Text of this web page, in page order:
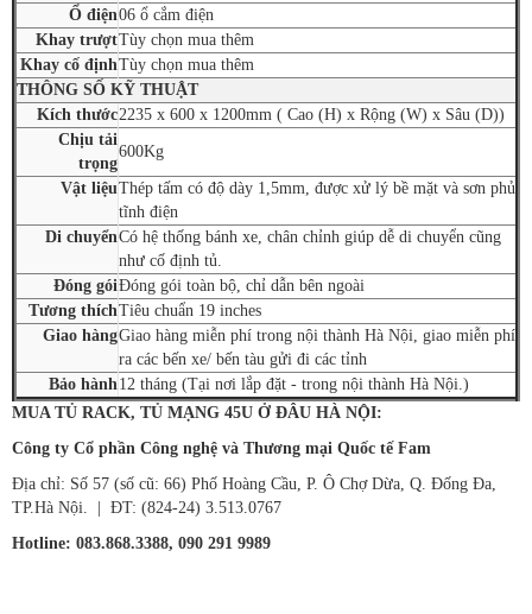
Ổ điện06 ổ cắm điện
Khay trượtTùy chọn mua thêm
Khay cố địnhTùy chọn mua thêm
THÔNG SỐ KỸ THUẬT
Kích thước2235 x 600 x 1200mm ( Cao (H) x Rộng (W) x Sâu (D))
Chịu tải
trọng
600Kg
Vật liệuThép tấm có độ dày 1,5mm, được xử lý bề mặt và sơn phủ
tĩnh điện
Di chuyểnCó hệ thống bánh xe, chân chỉnh giúp dễ di chuyển cũng
như cố định tủ.
Đóng góiĐóng gói toàn bộ, chỉ dẫn bên ngoài
Tương thíchTiêu chuẩn 19 inches
Giao hàngGiao hàng miễn phí trong nội thành Hà Nội, giao miễn phí
ra các bến xe/ bến tàu gửi đi các tỉnh
Bảo hành 12 tháng (Tại nơi lắp đặt - trong nội thành Hà Nội.)
MUA TỦ RACK, TỦ MẠNG 45U Ở ĐÂU HÀ NỘI:
Công ty Cổ phần Công nghệ và Thương mại Quốc tế Fam
Địa chỉ: Số 57 (số cũ: 66) Phố Hoàng Cầu, P. Ô Chợ Dừa, Q. Đống Đa,
TP.Hà Nội. | ĐT: (824-24) 3.513.0767
Hotline: 083.868.3388, 090 291 9989